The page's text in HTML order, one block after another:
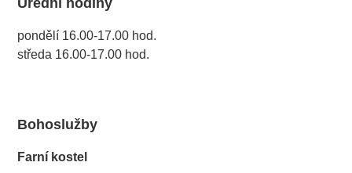
pondělí 16.00-17.00 hod.
středa 16.00-17.00 hod.
Bohoslužby
Farní kostel